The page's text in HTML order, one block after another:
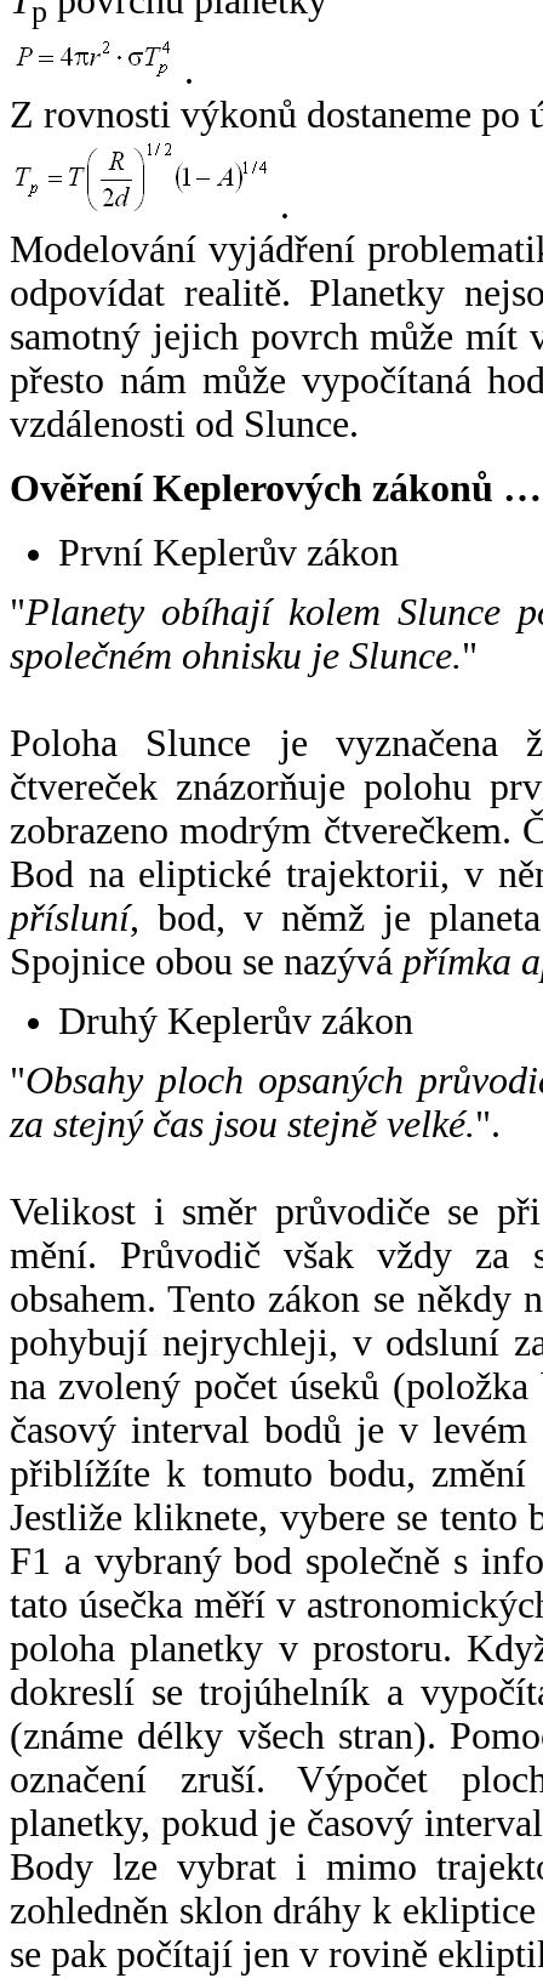
p
.
Z rovnosti výkonů dostaneme po
.
Modelování vyjádření
odpovídat realitě. Planetky
samotný jejich povrch může mít
přesto nám může vypočítaná
vzdálenosti od Slunce.
Ověření Keplerových zákonů …
První Keplerův zákon
"Planety obíhají kolem Slunce
společném ohnisku je Slunce."
Poloha Slunce je vyznačena
čtvereček znázorňuje polohu
zobrazeno modrým čtverečkem.
Bod na eliptické trajektorii, v
přísluní, bod, v němž je
Spojnice obou se nazývá přímka
Druhý Keplerův zákon
"Obsahy ploch opsaných
za stejný čas jsou stejně velké.".
Velikost i směr průvodiče se
mění. Průvodič však vždy za
obsahem. Tento zákon se někdy
pohybují nejrychleji, v odsluní
na zvolený počet úseků
časový interval bodů je v
přiblížíte k tomuto bodu,
Jestliže kliknete, vybere se tento
F1 a vybraný bod společně s
tato úsečka měří v
poloha planetky v prostoru.
dokreslí se trojúhelník a
(známe délky všech stran).
označení zruší. Výpočet
planetky, pokud je časový
Body lze vybrat i mimo
zohledněn sklon dráhy k
se pak počítají jen v rovině